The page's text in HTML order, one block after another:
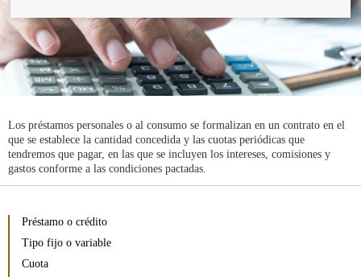
Los préstamos personales o al consumo se formalizan en un contrato en el
que se establece la cantidad concedida y las cuotas periódicas que
tendremos que pagar, en las que se incluyen los intereses, comisiones y
gastos conforme a las condiciones pactadas.
Préstamo o crédito
Tipo fijo o variable
Cuota